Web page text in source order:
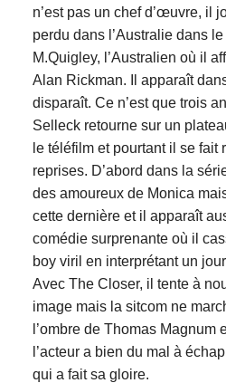
n’est pas un chef d’œuvre, il
perdu dans l’Australie dans
M.Quigley, l’Australien où il
Alan Rickman. Il apparaît
disparaît. Ce n’est que trois
Selleck retourne sur un
le téléfilm et pourtant il se fait
reprises. D’abord dans la
des amoureux de Monica
cette dernière et il apparaît
comédie surprenante où il
boy viril en interprétant un
Avec The Closer, il tente à
image mais la sitcom ne
l’ombre de Thomas Magnum
l’acteur a bien du mal à
qui a fait sa gloire.